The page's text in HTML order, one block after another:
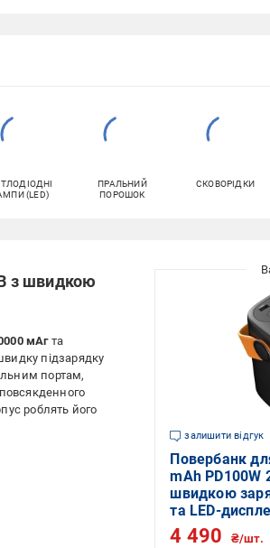
(LED)
ПРАЛЬНИЙ
ПОРОШОК
СКОВОРІДКИ
з швидкою
мАгта
підзарядку
портам,
роблять його
залишити відгук
Повербанк
mAh PD100W
швидкою
та LED-
4 490 ₴/шт.